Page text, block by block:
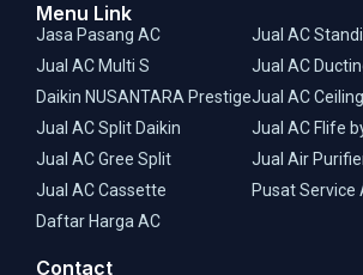
Menu Link
Jasa Pasang AC
Jual AC Multi S
Daikin NUSANTARA Prestige
Jual AC Split Daikin
Jual AC Gree Split
Jual AC Cassette
Daftar Harga AC
Jual AC
Jual AC
Jual AC
Jual AC Flife
Jual Air
Pusat Service
Contact